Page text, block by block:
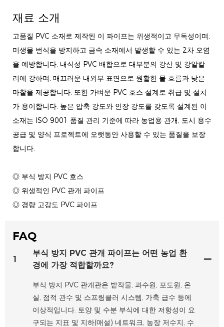
재료 소개
고품질 PVC 소재로 제작된 이 파이프는 위생적이고 무독성이며,
미생물 번식을 방지하고 금속 소재에서 발생할 수 있는 2차 오염
을 예방합니다. 내식성 PVC 배합으로 대부분의 강산 및 강알칼
리에 강하며, 매끄러운 내외부 표면으로 원활한 물 흐름과 낮은
마찰을 제공합니다. 또한 가벼운 PVC 호스 설계로 취급 및 설치
가 용이합니다. 높은 압축 강도와 인장 강도를 갖도록 설계된 이
소재는 ISO 9001 품질 관리 기준에 따라 농업용 관개, 도시 용수
공급 및 양식 프로젝트에 오랫동안 사용할 수 있는 품질을 보장
합니다.
◎ 부식 방지 PVC 호스
◎ 위생적인 ​​PVC 관개 파이프
◎ 경량 고강도 PVC 파이프
FAQ
1
부식 방지 PVC 관개 파이프는 어떤 농업 환
경에 가장 적합할까요?
부식 방지 PVC 관개관은 밭작물, 과수원, 포도원, 온
실, 점적 관수 및 스프링클러 시스템, 가축 급수 등에
이상적입니다. 토양 및 수분 부식에 대한 저항성이 요
구되는 지표 및 지하(매설) 네트워크, 농장 저수지, 수